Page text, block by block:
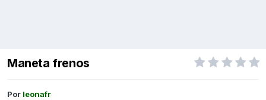
Maneta frenos
Por leonafr